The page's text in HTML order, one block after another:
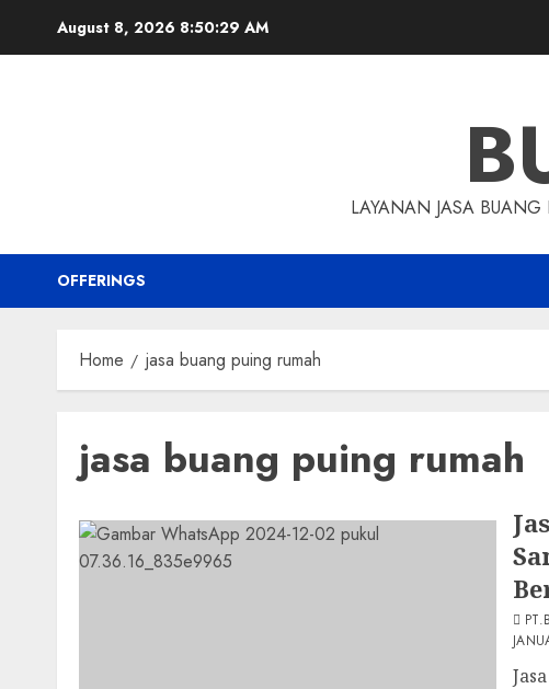
August 8, 2026 8:50:30 AM
LAYANAN JASA
OFFERINGS
Home jasa buang puing rumah
jasa buang puing rumah